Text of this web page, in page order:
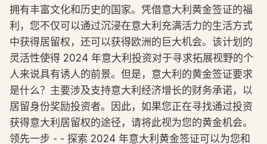
拥有丰富文化和历史的国家。凭借意大利黄金签证的福
利，您不仅可以通过沉浸在意大利充满活力的生活方式
中获得居留权，还可以获得欧洲的巨大机会。该计划的
灵活性使得 2024 年意大利投资对于寻求拓展视野的个
人来说具有诱人的前景。但是，意大利的黄金签证要求
是什么？主要涉及支持意大利经济增长的财务承诺，以
居留身份奖励投资者。因此，如果您正在寻找通过投资
获得意大利居留权的途径，请将此视为您的黄金机会。
领先一步 - - 探索 2024 年意大利黄金签证可以为您和